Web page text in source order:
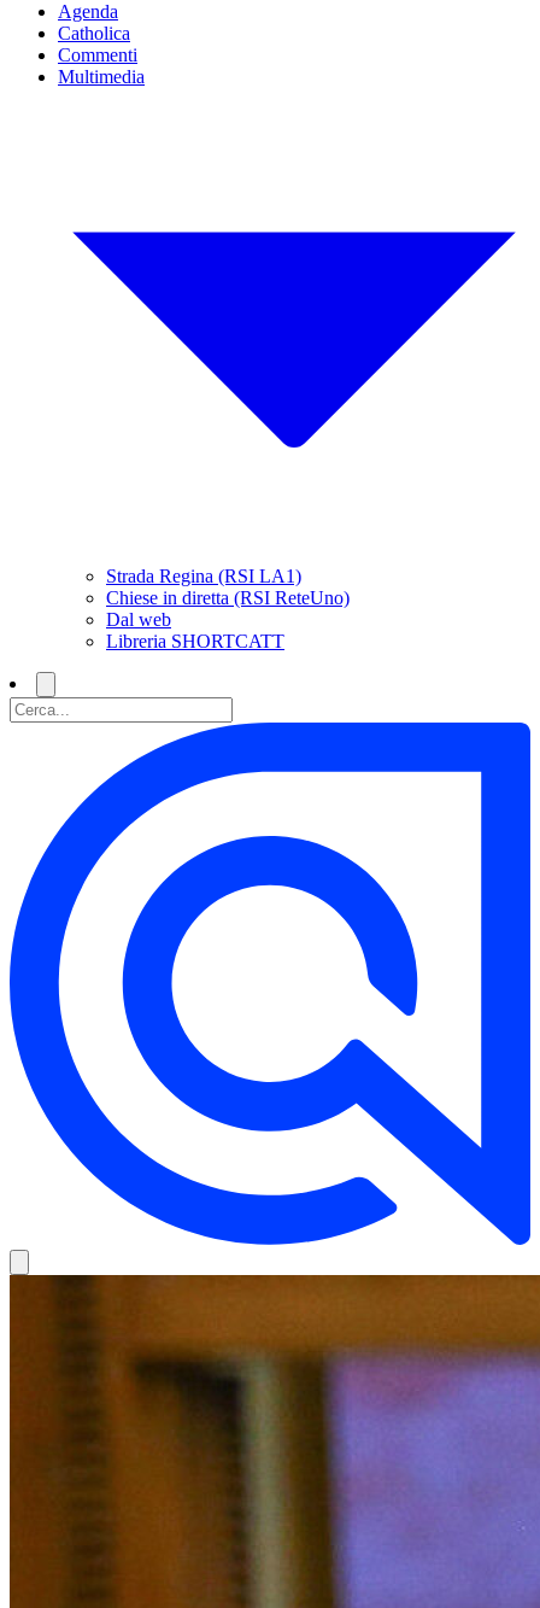
Agenda
Catholica
Commenti
Multimedia
Strada Regina (RSI LA1)
Chiese in diretta (RSI ReteUno)
Dal web
Libreria SHORTCATT